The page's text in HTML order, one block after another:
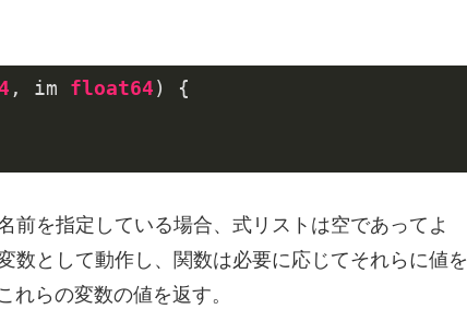
, im float64)
{
前を指定している場合、式リストは空であってよ
数として動作し、関数は必要に応じてそれらに値を
れらの変数の値を返す。